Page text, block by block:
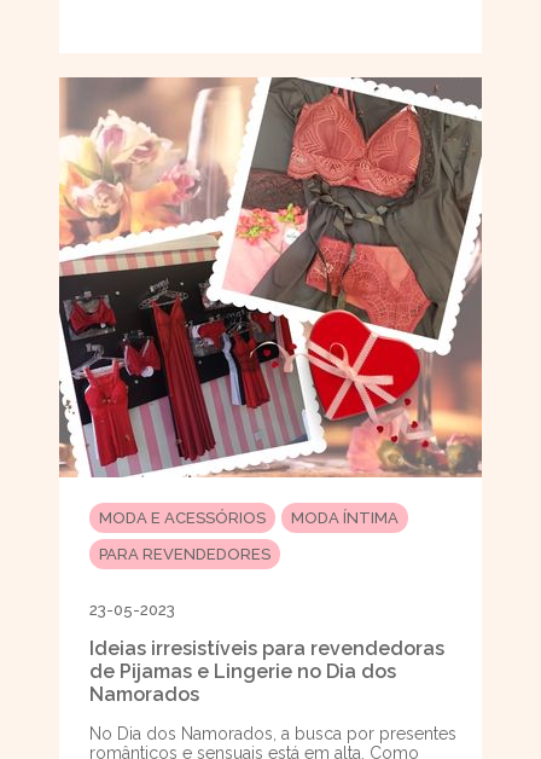
MODA E ACESSÓRIOS
MODA ÍNTIMA
PARA REVENDEDORES
23-05-2023
Ideias irresistíveis para revendedoras
de Pijamas e Lingerie no Dia dos
Namorados
No Dia dos Namorados, a busca por presentes
românticos e sensuais está em alta. Como